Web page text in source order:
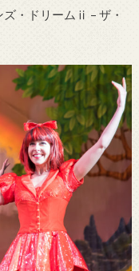
・ドリームⅱ – ザ・